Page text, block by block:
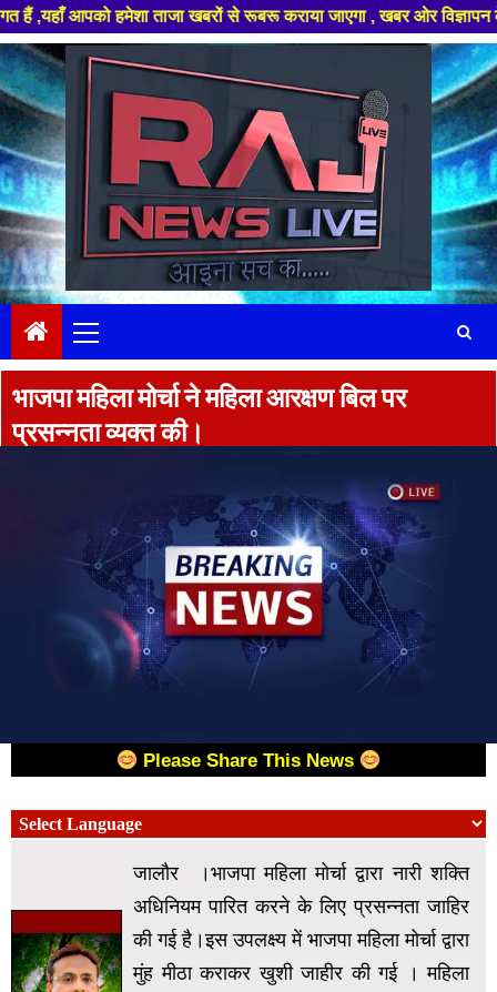
हमेशा ताजा खबरों से रूबरू कराया जाएगा , खबर ओर विज्ञापन के लिए
Skip
to
content
Menu
भाजपा महिला मोर्चा ने महिला आरक्षण बिल पर
प्रसन्नता व्यक्त की।
Please Share This News
जालौर ।भाजपा महिला मोर्चा द्वारा नारी शक्ति
अधिनियम पारित करने के लिए प्रसन्नता जाहिर
की गई है।इस उपलक्ष्य में भाजपा महिला मोर्चा द्वारा
मुंह मीठा कराकर खुशी जाहीर की गई । महिला